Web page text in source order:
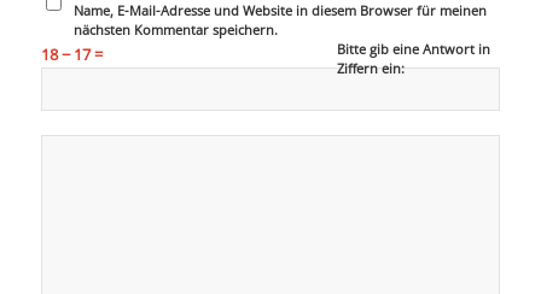
Name, E-Mail-Adresse und Website in diesem Browser für meinen
nächsten Kommentar speichern.
Bitte gib eine Antwort in
Ziffern ein:
18 − 17 =